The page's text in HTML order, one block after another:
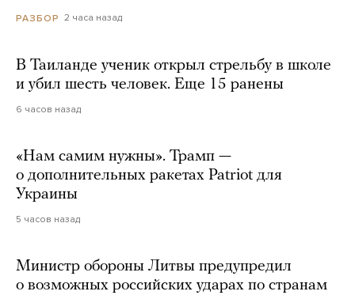
РАЗБОР 2 часа назад
В Таиланде ученик открыл стрельбу в школе
и убил шесть человек. Еще 15 ранены
6 часов назад
«Нам самим нужны». Трамп —
о дополнительных ракетах Patriot для
Украины
5 часов назад
Министр обороны Литвы предупредил
о возможных российских ударах по странам